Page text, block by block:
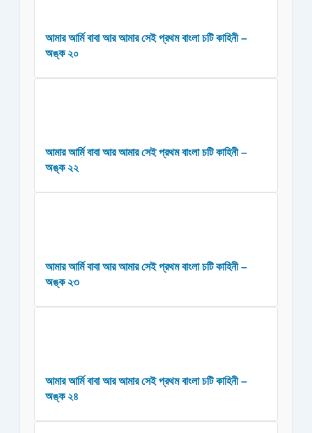
আমার আর্মি বাবা আর আমার সেই প্রথম বাংলা চটি কাহিনী –
অঙ্ক ২০
আমার আর্মি বাবা আর আমার সেই প্রথম বাংলা চটি কাহিনী –
অঙ্ক ২২
আমার আর্মি বাবা আর আমার সেই প্রথম বাংলা চটি কাহিনী –
অঙ্ক ২৩
আমার আর্মি বাবা আর আমার সেই প্রথম বাংলা চটি কাহিনী –
অঙ্ক ২৪